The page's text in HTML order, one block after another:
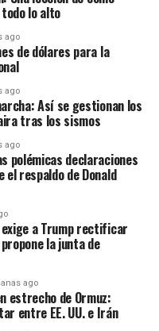
lo alto
ago
de dólares para la
ago
Así se gestionan los
tras los sismos
ago
polémicas declaraciones
el respaldo de Donald
a Trump rectificar
la junta de
ago
estrecho de Ormuz:
entre EE. UU. e Irán